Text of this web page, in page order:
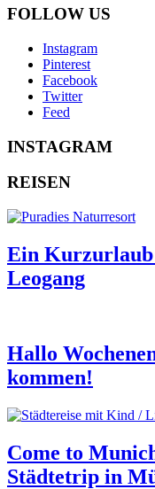
FOLLOW US
Instagram
Pinterest
Facebook
Twitter
Feed
INSTAGRAM
REISEN
Ein
Leogang
Hallo
kommen!
Come to
Städtetrip in